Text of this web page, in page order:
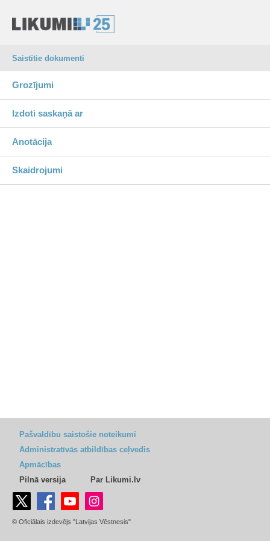
Saistītie dokumenti
Grozījumi
Izdoti saskaņā ar
Anotācija
Skaidrojumi
Pašvaldību saistošie noteikumi
Administratīvās atbildības ceļvedis
Apmācības
Pilnā versija
Par Likumi.lv
© Oficiālais izdevējs "Latvijas Vēstnesis"